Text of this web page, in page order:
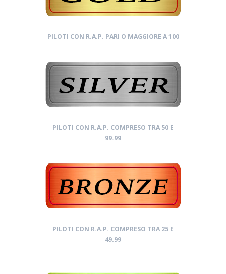
PILOTI CON R.A.P. PARI O MAGGIORE A 100
PILOTI CON R.A.P. COMPRESO TRA 50 E
99.99
PILOTI CON R.A.P. COMPRESO TRA 25 E
49.99